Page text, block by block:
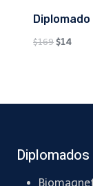
$169Original
$14
Diplomados